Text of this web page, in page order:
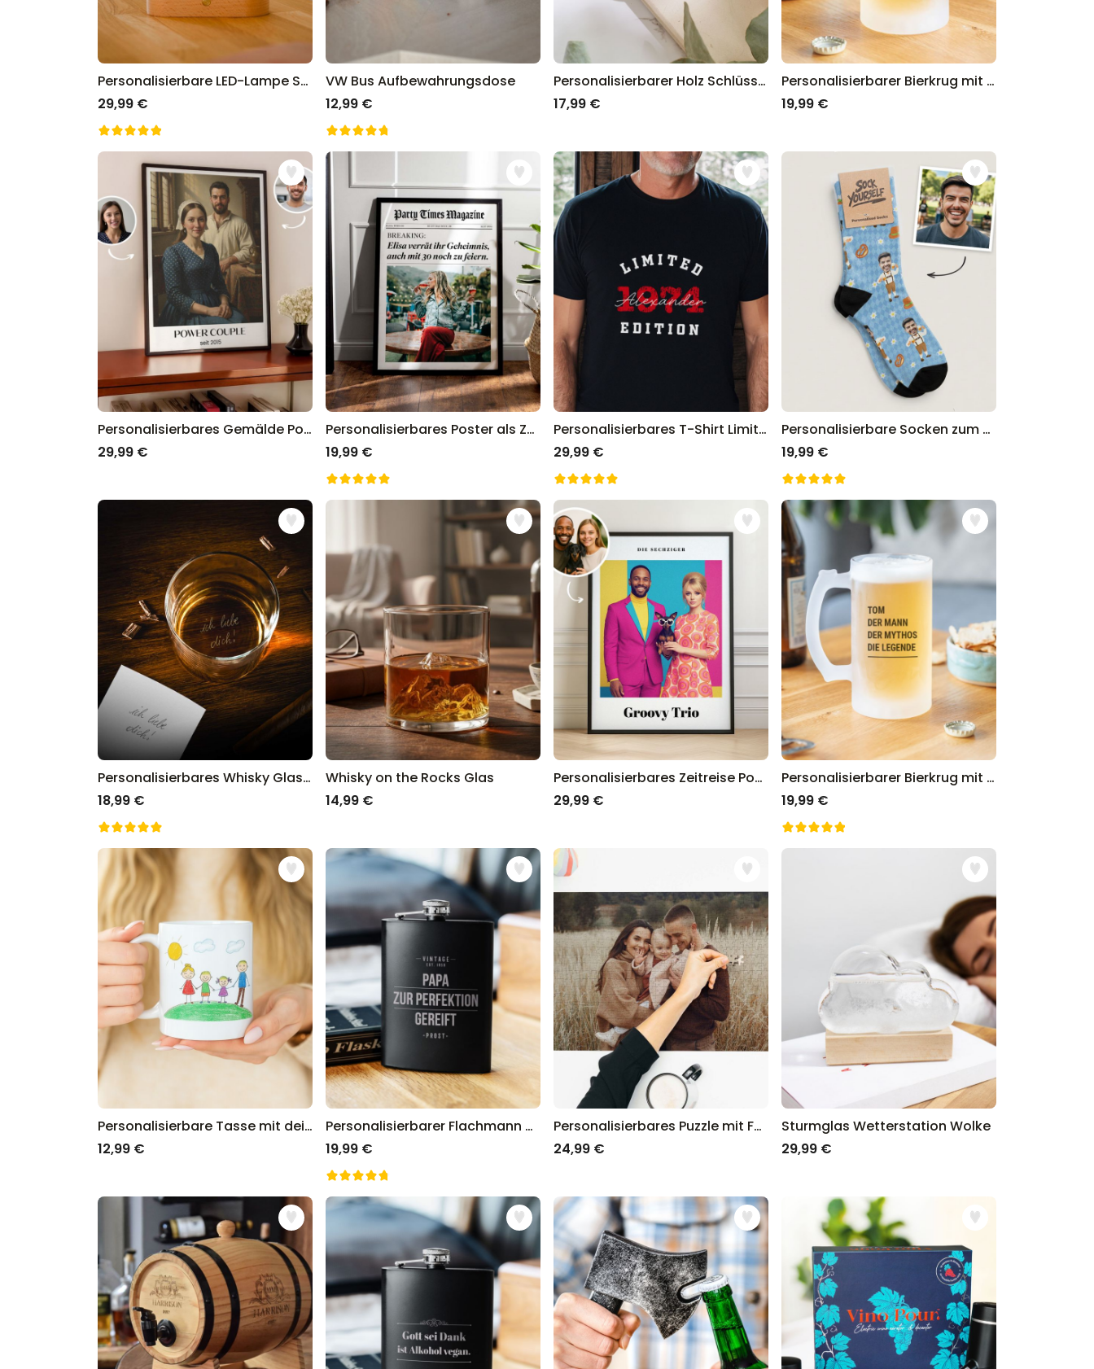
Personalisierbare LED-Lampe Schallplatte
29,99 €
VW Bus Aufbewahrungsdose
12,99 €
Personalisierbarer Holz Schlüsselanhänger mit Foto
17,99 €
Personalisierbarer Bierkrug mit zwei Gesichtern und Logo
19,99 €
Personalisierbares Gemälde Poster
29,99 €
Personalisierbares Poster als Zeitung
19,99 €
Personalisierbares T-Shirt Limited Edition mit Jahreszahl
29,99 €
Personalisierbare Socken zum Oktoberfest
19,99 €
Personalisierbares Whisky Glas mit deiner Handschrift
18,99 €
Whisky on the Rocks Glas
14,99 €
Personalisierbares Zeitreise Poster
29,99 €
Personalisierbarer Bierkrug mit Namen
19,99 €
Personalisierbare Tasse mit deiner Zeichnung
12,99 €
Personalisierbarer Flachmann Vintage
19,99 €
Personalisierbares Puzzle mit Foto
24,99 €
Sturmglas Wetterstation Wolke
29,99 €